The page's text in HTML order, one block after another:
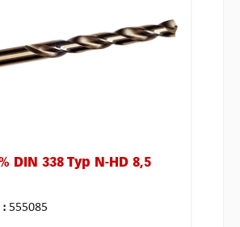
DIN 338 Typ N-HD 8,5
: 555085